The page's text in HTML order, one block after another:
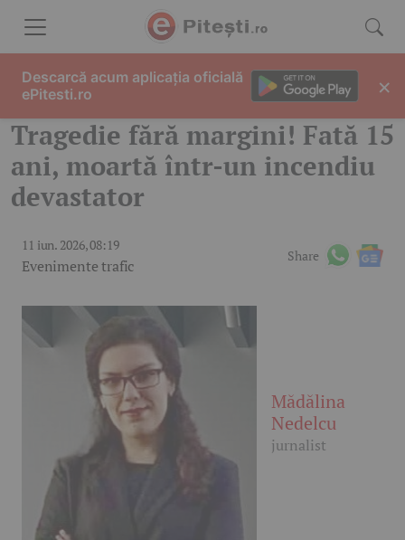
Tragedie fără margini! Fată 15
ani, moartă într-un incendiu
devastator
11 iun. 2026, 08:19
Evenimente trafic
Share
Mădălina
Nedelcu
jurnalist
Descarcă acum aplicația oficială
ePitesti.ro
×